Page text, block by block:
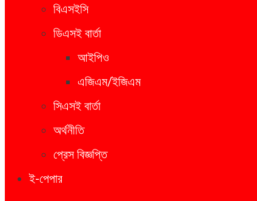
বিএসইসি
ডিএসই বার্তা
আইপিও
এজিএম/ইজিএম
সিএসই বার্তা
অর্থনীতি
প্রেস বিজ্ঞপ্তি
ই-পেপার